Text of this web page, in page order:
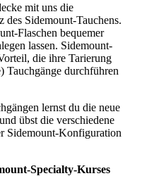
mit uns die
Sidemount-Tauchens.
Flaschen bequemer
lassen. Sidemount-
die ihre Tarierung
Tauchgänge durchführen
lernst du die neue
übst die verschiedene
Sidemount-Konfiguration
Specialty-Kurses